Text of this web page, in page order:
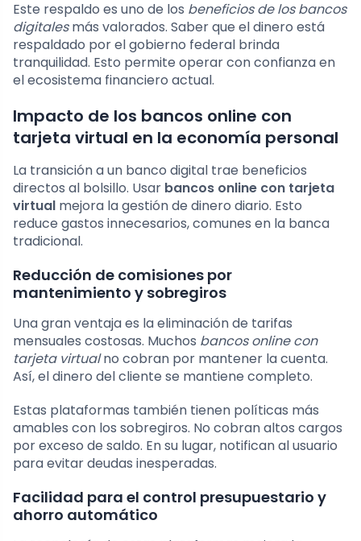
Este respaldo es uno de los beneficios de los bancos
digitalesmás valorados. Saber que el dinero está
respaldado por el gobierno federal brinda
tranquilidad. Esto permite operar con confianza en
el ecosistema financiero actual.
Impacto de los bancos online con
tarjeta virtual en la economía personal
La transición a un banco digital trae beneficios
directos al bolsillo. Usar bancos online con tarjeta
virtual mejora la gestión de dinero diario. Esto
reduce gastos innecesarios, comunes en la banca
tradicional.
Reducción de comisiones por
mantenimiento y sobregiros
Una gran ventaja es la eliminación de tarifas
mensuales costosas. Muchos bancos online con
tarjeta virtualno cobran por mantener la cuenta.
Así, el dinero del cliente se mantiene completo.
Estas plataformas también tienen políticas más
amables con los sobregiros. No cobran altos cargos
por exceso de saldo. En su lugar, notifican al usuario
para evitar deudas inesperadas.
Facilidad para el control presupuestario y
ahorro automático